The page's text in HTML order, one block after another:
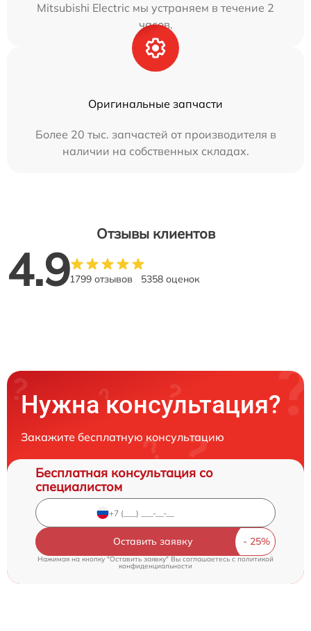
Mitsubishi Electric мы устраняем в течение 2
часов.
Оригинальные запчасти
Более 20 тыс. запчастей от производителя в
наличии на собственных складах.
Отзывы клиентов
4.91799 отзывов 5358 оценок
Нужна консультация?
Закажите бесплатную консультацию
Бесплатная консультация со
специалистом
Оставить заявку
Нажимая на кнопку "Оставить заявку" Вы соглашаетесь c политикой
конфиденциальности